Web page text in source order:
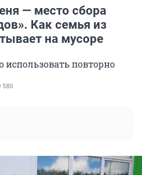
— место сбора
Как семья из
на мусоре
повторно
580